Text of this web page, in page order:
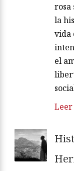
rosa
la
vida
el
Leer